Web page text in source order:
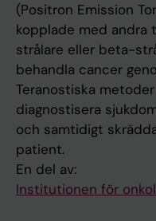
(Positron Emission
kopplade med andra
strålare eller beta-
behandla cancer
Teranostiska
diagnostisera
och samtidigt
patient.
En del av:
Institutionen för